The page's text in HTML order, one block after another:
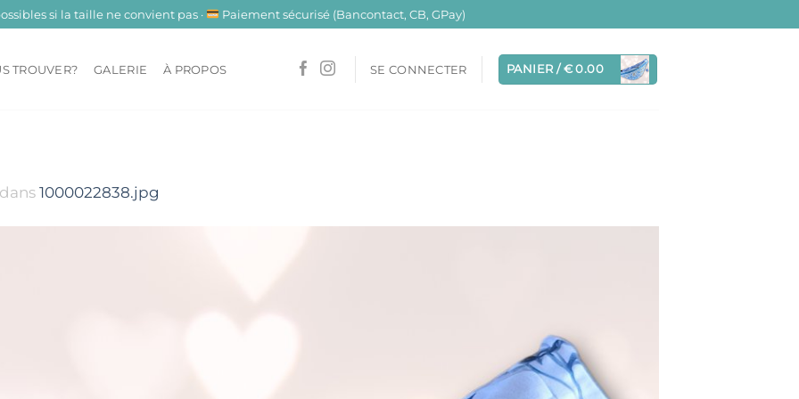
si la taille ne convient pas · Paiement sécurisé (Bancontact, CB, GPay)
TROUVER? GALERIE À PROPOS SE CONNECTER PANIER /€0.00
dans 1000022838.jpg